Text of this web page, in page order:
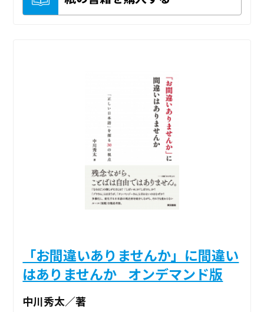
「お間違いありませんか」に間違い
はありませんか _オンデマンド版
中川秀太／著